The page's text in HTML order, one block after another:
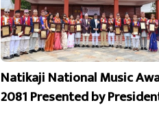
Natikaji National Music
2081 Presented by